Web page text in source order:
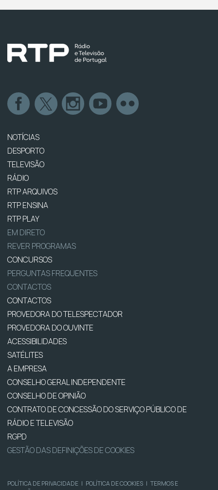
NOTÍCIAS
DESPORTO
TELEVISÃO
RÁDIO
RTP ARQUIVOS
RTP ENSINA
RTP PLAY
EM DIRETO
REVER PROGRAMAS
CONCURSOS
PERGUNTAS FREQUENTES
CONTACTOS
CONTACTOS
PROVEDORA DO TELESPECTADOR
PROVEDORA DO OUVINTE
ACESSIBILIDADES
SATÉLITES
A EMPRESA
CONSELHO GERAL INDEPENDENTE
CONSELHO DE OPINIÃO
CONTRATO DE CONCESSÃO DO SERVIÇO PÚBLICO DE
RÁDIO E TELEVISÃO
RGPD
GESTÃO DAS DEFINIÇÕES DE COOKIES
POLÍTICA DE PRIVACIDADE | POLÍTICA DE COOKIES | TERMOS E